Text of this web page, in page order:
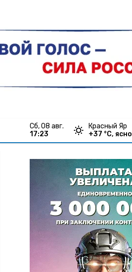
сб, 08 авг.
17:23
Красный Яр
+37 °С, ясно